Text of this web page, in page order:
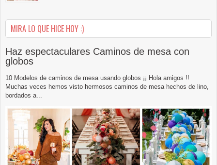
MIRA LO QUE HICE HOY :)
Haz espectaculares Caminos de mesa con
globos
10 Modelos de caminos de mesa usando globos ¡¡ Hola amigos !!
Muchas veces hemos visto hermosos caminos de mesa hechos de lino,
bordados a...